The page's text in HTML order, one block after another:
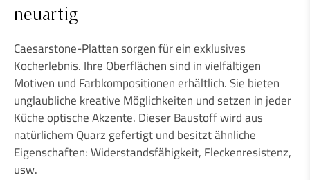
neuartig
Caesarstone-Platten sorgen für ein exklusives
Kocherlebnis. Ihre Oberflächen sind in vielfältigen
Motiven und Farbkompositionen erhältlich. Sie bieten
unglaubliche kreative Möglichkeiten und setzen in jeder
Küche optische Akzente. Dieser Baustoff wird aus
natürlichem Quarz gefertigt und besitzt ähnliche
Eigenschaften: Widerstandsfähigkeit, Fleckenresistenz,
usw.